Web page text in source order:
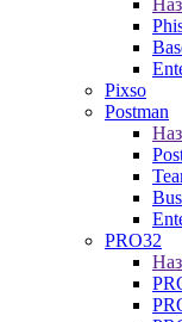
Pixso
Postman
PRO32